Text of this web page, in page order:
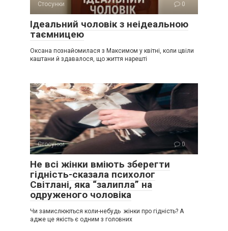
Стосунки 0
Ідеальний чоловік з неідеальною
таємницею
Оксана познайомилася з Максимом у квітні, коли цвіли
каштани й здавалося, що життя нарешті
Стосунки 0
Не всі жінки вміють зберегти
гідність-сказала психолог
Світлані, яка “залипла” на
одруженого чоловіка
Чи замислюються коли-небудь жінки про гідність? А
адже це якість є одним з головних